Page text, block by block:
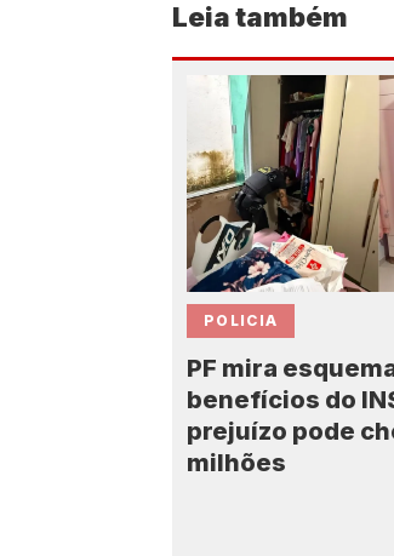
Leia também
POLICIA
PF mira
benefícios do
prejuízo pode
milhões